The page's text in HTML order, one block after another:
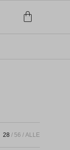
28 56 ALLE